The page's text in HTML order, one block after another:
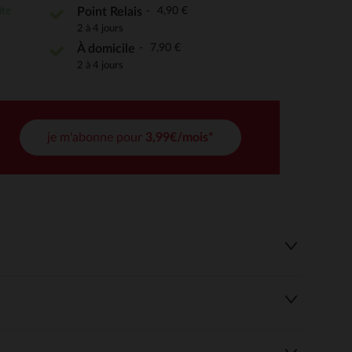
Point Relais 4,90 €
2 à 4 jours
À domicile 7,90 €
2 à 4 jours
je m'abonne pour 3,99€/mois*